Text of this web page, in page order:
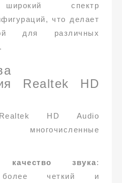
широкий спектр
что делает
для различных
Realtek HD
Realtek HD Audio
качество звука:
более четкий и